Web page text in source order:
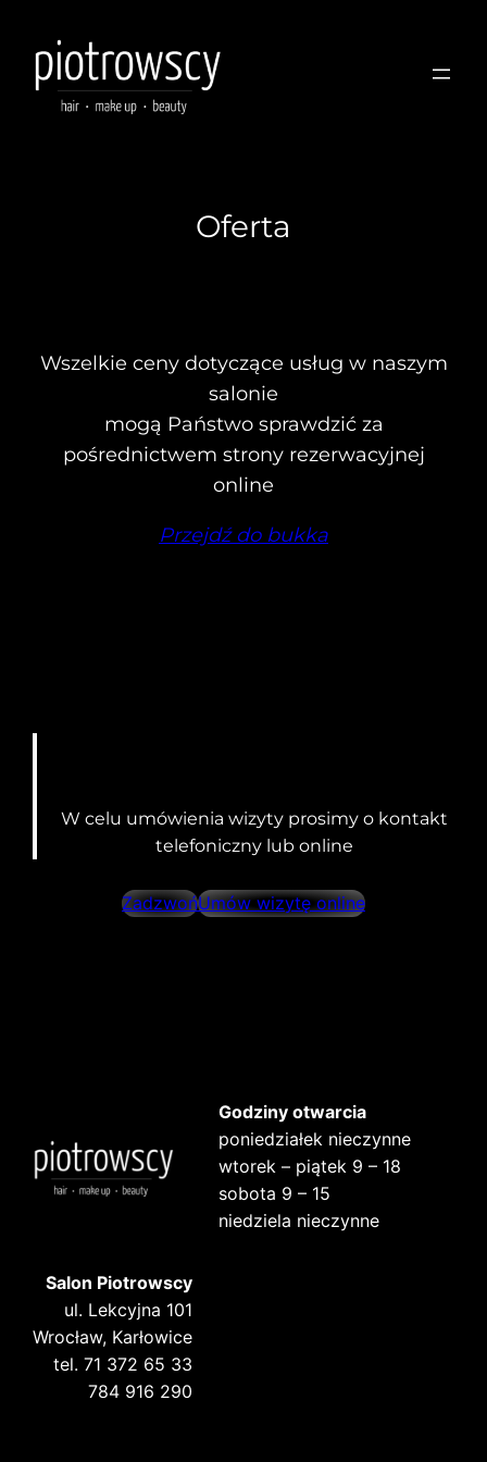
Oferta
Wszelkie ceny dotyczące usług w naszym
salonie
mogą Państwo sprawdzić za
pośrednictwem strony rezerwacyjnej
online
Przejdź do bukka
W celu umówienia wizyty prosimy o kontakt
telefoniczny lub online
ZadzwońUmów wizytę online
Godziny otwarcia
poniedziałek nieczynne
wtorek – piątek 9 – 18
sobota 9 – 15
niedziela nieczynne
Salon Piotrowscy
ul. Lekcyjna 101
Wrocław, Karłowice
tel. 71 372 65 33
784 916 290